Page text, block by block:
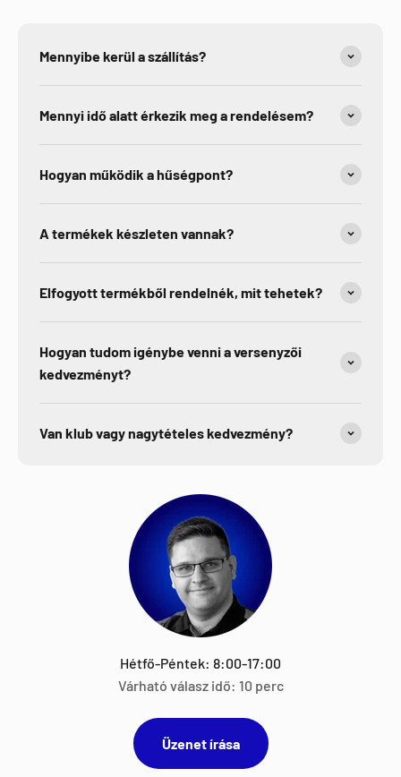
Mennyibe kerül a szállítás?
Mennyi idő alatt érkezik meg a rendelésem?
Hogyan működik a hűségpont?
A termékek készleten vannak?
Elfogyott termékből rendelnék, mit tehetek?
Hogyan tudom igénybe venni a versenyzői
kedvezményt?
Van klub vagy nagytételes kedvezmény?
Hétfő-Péntek: 8:00-17:00
Várható válasz idő: 10 perc
Üzenet írása